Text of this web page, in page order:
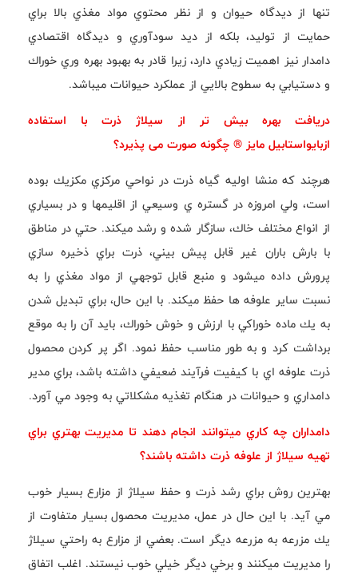
تنها از ديدگاه حيوان و از نظر محتوي مواد مغذي بالا براي
حمايت از توليد، بلكه از ديد سودآوري و ديدگاه اقتصادي
دامدار نيز اهميت زيادي دارد، زيرا قادر به بهبود بهره وري خوراك
و دستيابي به سطوح بالايي از عملكرد حيوانات ميباشد.
دريافت بهره بيش تر از سيلاژ ذرت با استفاده
ازبايواستابيل مايز ® چگونه صورت می پذیرد؟
هرچند كه منشا اوليه گياه ذرت در نواحي مركزي مكزيك بوده
است، ولي امروزه در گستره ي وسيعي از اقليمها و در بسياري
از انواع مختلف خاك، سازگار شده و رشد ميكند. حتي در مناطق
با بارش باران غير قابل پيش بيني، ذرت براي ذخيره سازي
پرورش داده ميشود و منبع قابل توجهي از مواد مغذي را به
نسبت ساير علوفه ها حفظ ميكند. با اين حال، براي تبديل شدن
به يك ماده خوراكي با ارزش و خوش خوراك، بايد آن را به موقع
برداشت كرد و به طور مناسب حفظ نمود. اگر پر كردن محصول
ذرت علوفه اي با كيفيت فرآيند ضعيفي داشته باشد، براي مدير
دامداري و حيوانات در هنگام تغذيه مشكلاتي به وجود مي آورد.
دامداران چه كاري ميتوانند انجام دهند تا مديريت بهتري براي
تهيه سيلاژ از علوفه ذرت داشته باشند؟
بهترين روش براي رشد ذرت و حفظ سيلاژ از مزارع بسيار خوب
مي آيد. با اين حال در عمل، مديريت محصول بسيار متفاوت از
يك مزرعه به مزرعه ديگر است. بعضي از مزارع به راحتي سيلاژ
را مديريت ميكنند و برخي ديگر خيلي خوب نيستند. اغلب اتفاق